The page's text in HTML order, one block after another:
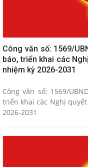
Công văn số: 1569/
báo, triển khai các
nhiệm kỳ 2026-2031
Công văn số: 1569/
triển khai các Nghị
2026-2031